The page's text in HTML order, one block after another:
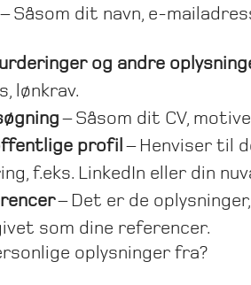
Såsom dit navn, e-
og andre
lønkrav.
– Såsom dit CV,
profil – Henviser til
f.eks. LinkedIn eller din
– Det er de
som dine referencer.
oplysninger fra?